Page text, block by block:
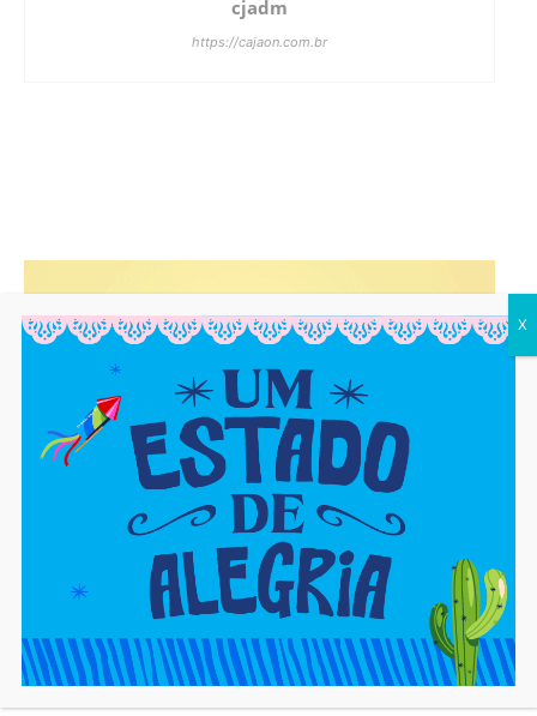
cjadm
https://cajaon.com.br
X